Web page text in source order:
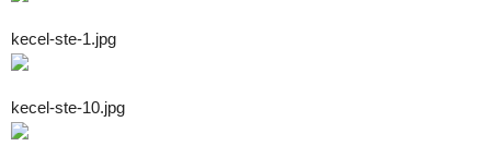
kecel-ste-1.jpg
kecel-ste-10.jpg